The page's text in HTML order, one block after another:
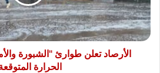
إليكم
درجات
الحرارة
المتوقعة.
الأرصاد تعلن طوارئ "الشبورة
الحرارة